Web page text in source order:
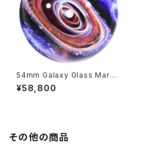
54mm Galaxy Glass Marbl
e 宇宙ガラスマーブル - オブジ
ェ no.M262
¥58,800
その他の商品